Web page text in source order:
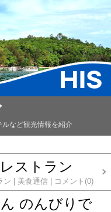
など観光情報を紹介
ストラン
ン 美食通信 コメント(0)
のんびりで